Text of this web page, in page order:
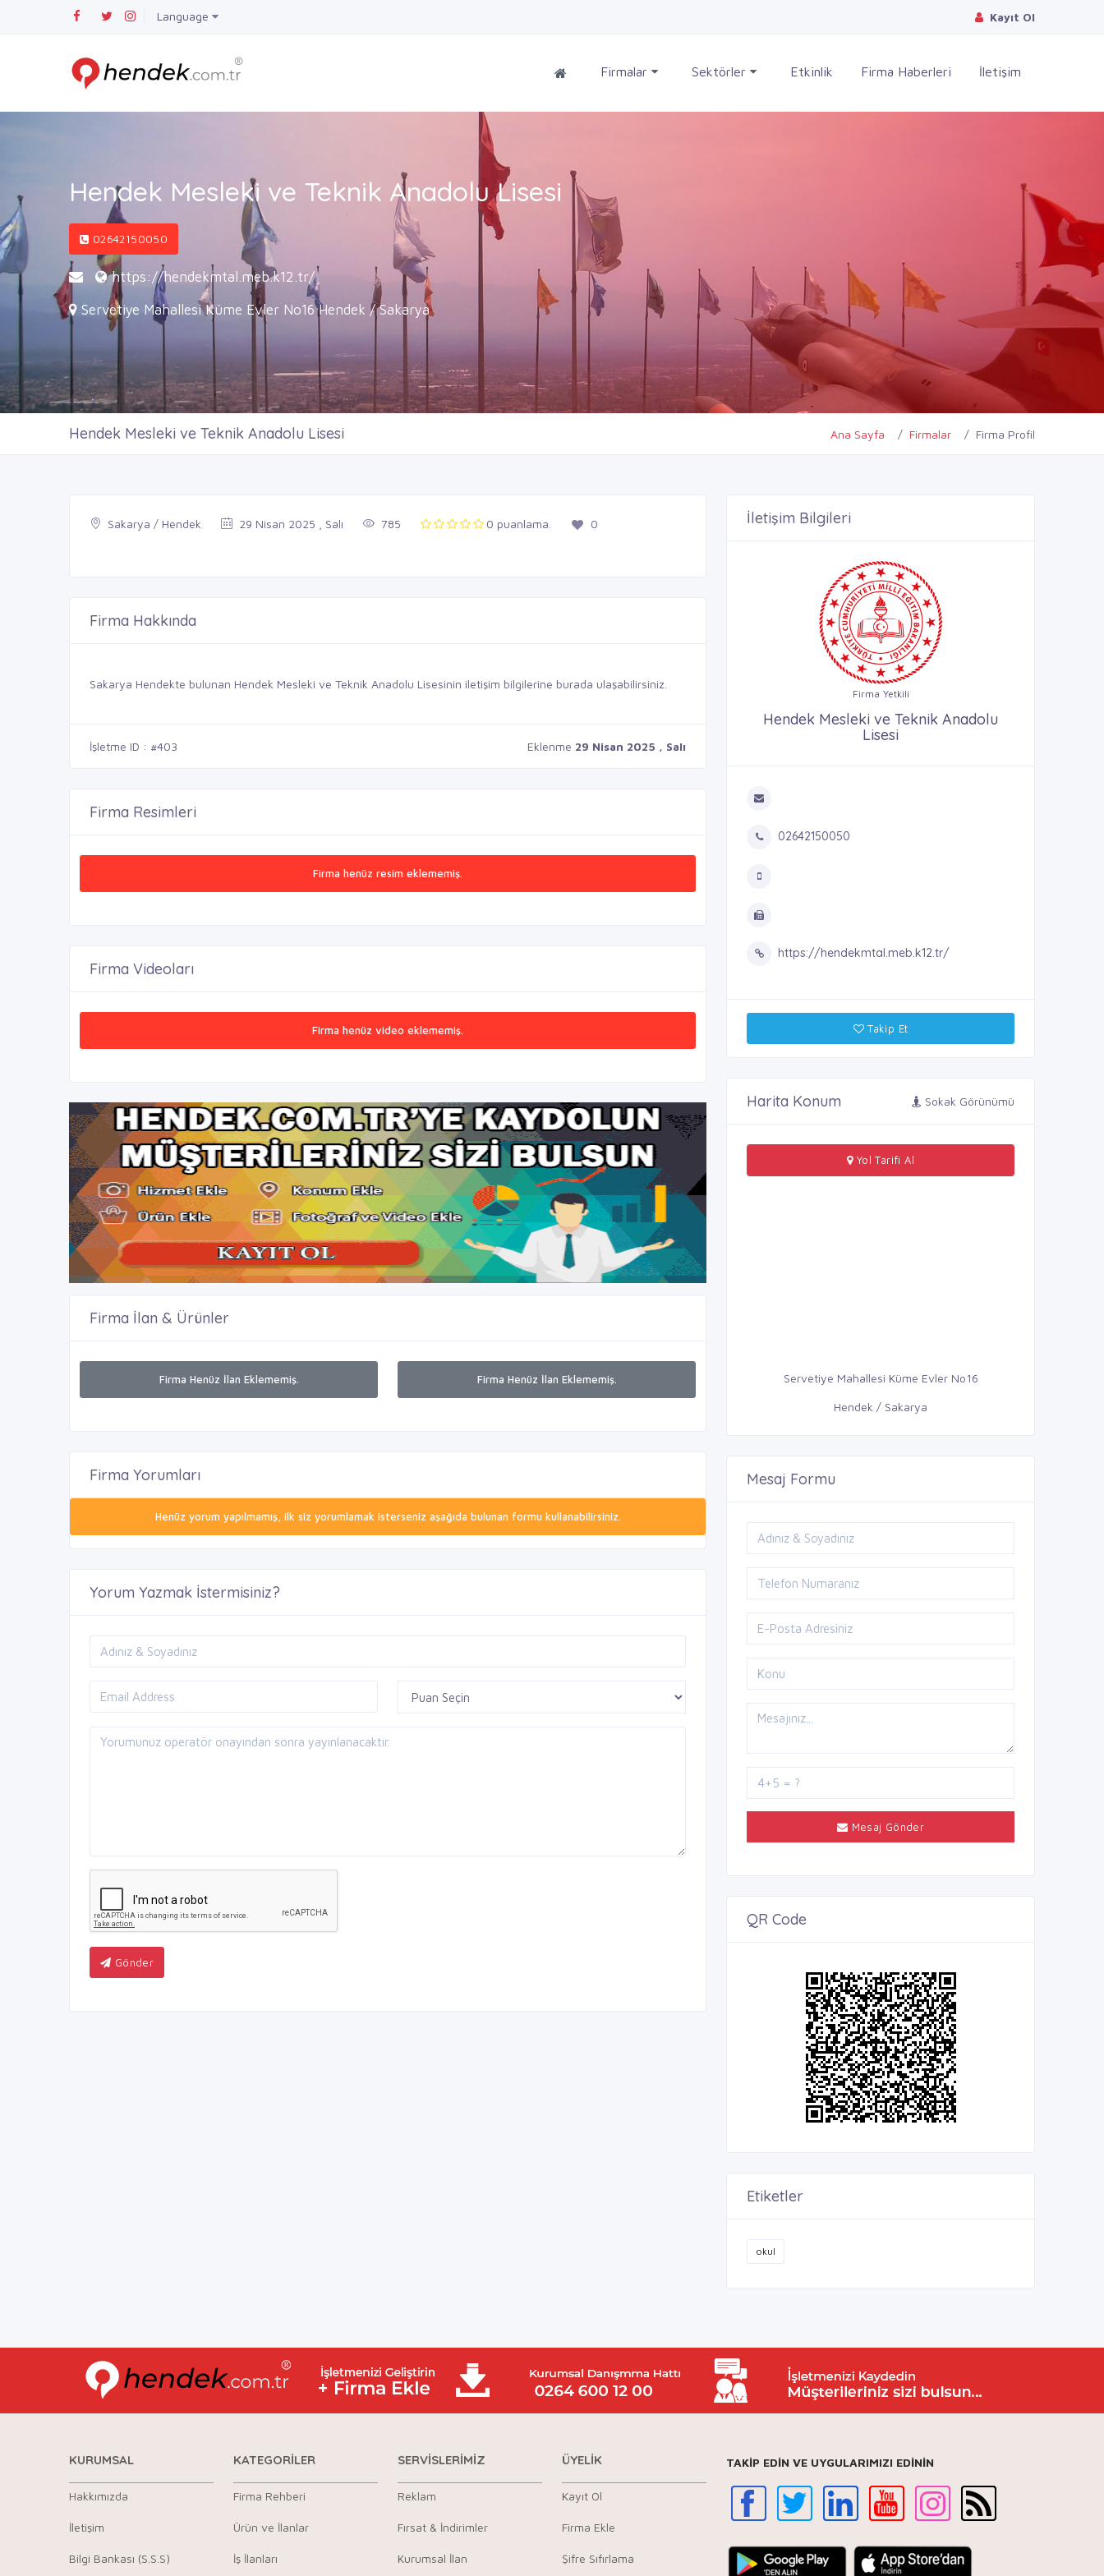
Language Kayıt Ol
Firmalar Sektörler Etkinlik Firma Haberleri İletişim
Hendek Mesleki ve Teknik Anadolu Lisesi
02642150050
https://hendekmtal.meb.k12.tr/
Servetiye Mahallesi Küme Evler No16 Hendek / Sakarya
Hendek Mesleki ve Teknik Anadolu Lisesi Ana Sayfa Firmalar Firma Profil
Sakarya / Hendek 29 Nisan 2025 , Salı 785 0 puanlama. 0
Firma Hakkında
Sakarya Hendekte bulunan Hendek Mesleki ve Teknik Anadolu Lisesinin iletişim bilgilerine burada ulaşabilirsiniz.
İşletme ID : #403 Eklenme 29 Nisan 2025 , Salı
Firma Resimleri
Firma henüz resim eklememiş.
Firma Videoları
Firma henüz video eklememiş.
Firma İlan & Ürünler
Firma Henüz İlan Eklememiş. Firma Henüz İlan Eklememiş.
Firma Yorumları
Henüz yorum yapılmamış, ilk siz yorumlamak isterseniz aşağıda bulunan formu kullanabilirsiniz.
Yorum Yazmak İstermisiniz?
Gönder
İletişim Bilgileri
Firma Yetkili
Hendek Mesleki ve Teknik Anadolu
Lisesi
02642150050
https://hendekmtal.meb.k12.tr/
Takip Et
Harita Konum Sokak Görünümü
Yol Tarifi Al
Servetiye Mahallesi Küme Evler No16
Hendek / Sakarya
Mesaj Formu
Mesaj Gönder
QR Code
Etiketler
okul
KURUMSAL
Hakkımızda
İletişim
Bilgi Bankası (S.S.S)
KATEGORİLER
Firma Rehberi
Ürün ve İlanlar
İş İlanları
SERVİSLERİMİZ
Reklam
Fırsat & İndirimler
Kurumsal İlan
ÜYELİK
Kayıt Ol
Firma Ekle
Şifre Sıfırlama
TAKİP EDİN VE UYGULARIMIZI EDİNİN